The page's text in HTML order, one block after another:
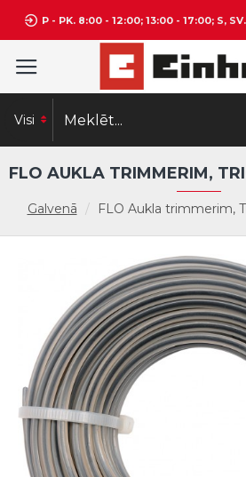
P - PK. 8:00 - 12:00; 13:00 - 17:00; S,
Visi
Galvenā FLO Aukla trimmerim,
FLO AUKLA TRIMMERIM,